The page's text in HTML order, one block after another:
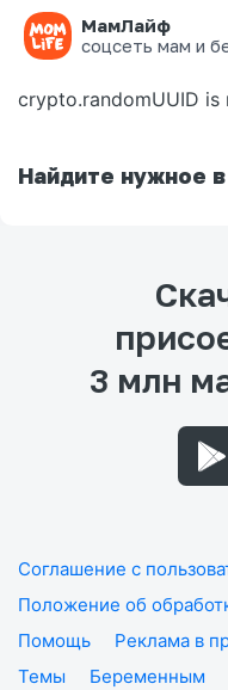
МамЛайф
соцсеть мам и
Ошибка на
crypto.randomUUID
Найдите нужное
3 млн
Соглашение с
Положение об
Помощь
Реклама в
Темы
Беременным